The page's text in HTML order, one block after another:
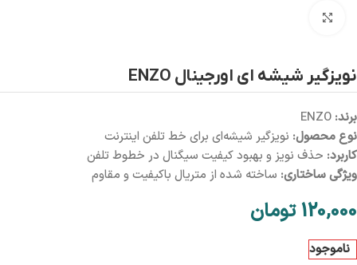
نویزگیر شیشه ای اورجینال ENZO
برند:
نوع محصول: نویزگیر شیشه‌ای برای خط تلفن اینترنت
کاربرد: حذف نویز و بهبود کیفیت سیگنال در خطوط تلفن
ویژگی ساختاری: ساخته شده از متریال باکیفیت و مقاوم
120,000 تومان
ناموجود